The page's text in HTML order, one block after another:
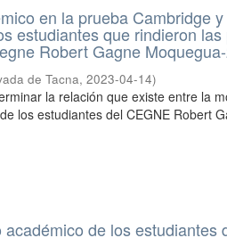
en la prueba Cambridge y
estudiantes que rindieron
Robert Gagne
de Tacna,2023-04-14)
la relación que existe entre la
los estudiantes del CEGNE Robert
de los estudiantes